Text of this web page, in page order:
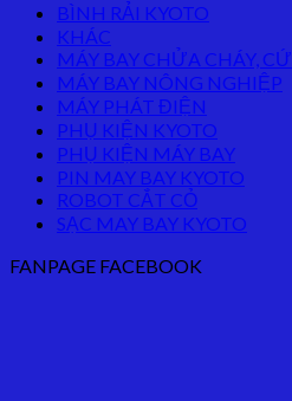
BÌNH RẢI KYOTO
KHÁC
MÁY BAY CHỬA CHÁY,
MÁY BAY NÔNG NGHIỆP
MÁY PHÁT ĐIỆN
PHỤ KIỆN KYOTO
PHỤ KIỆN MÁY BAY
PIN MAY BAY KYOTO
ROBOT CẮT CỎ
SẠC MAY BAY KYOTO
FANPAGE FACEBOOK